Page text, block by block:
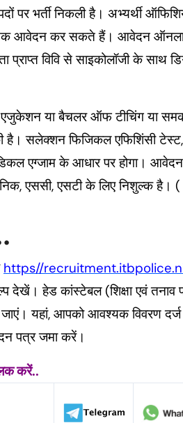
पर भर्ती निकली है। अभ्यर्थी
आवेदन कर सकते हैं। आवेदन
प्राप्त विवि से साइकोलॉजी के साथ
या बैचलर ऑफ टीचिंग या
सलेक्शन फिजिकल एफिशिंसी
एग्जाम के आधार पर होगा।
एससी, एसटी के लिए निशुल्क है। (
https//
देखें। हेड कांस्टेबल (शिक्षा एवं तनाव
यहां, आपको आवश्यक विवरण
पत्र जमा करें।
करें..